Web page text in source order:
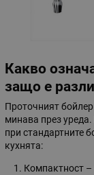
Какво
защо е
Проточният
минава през
при стандартните
кухнята:
Компактност